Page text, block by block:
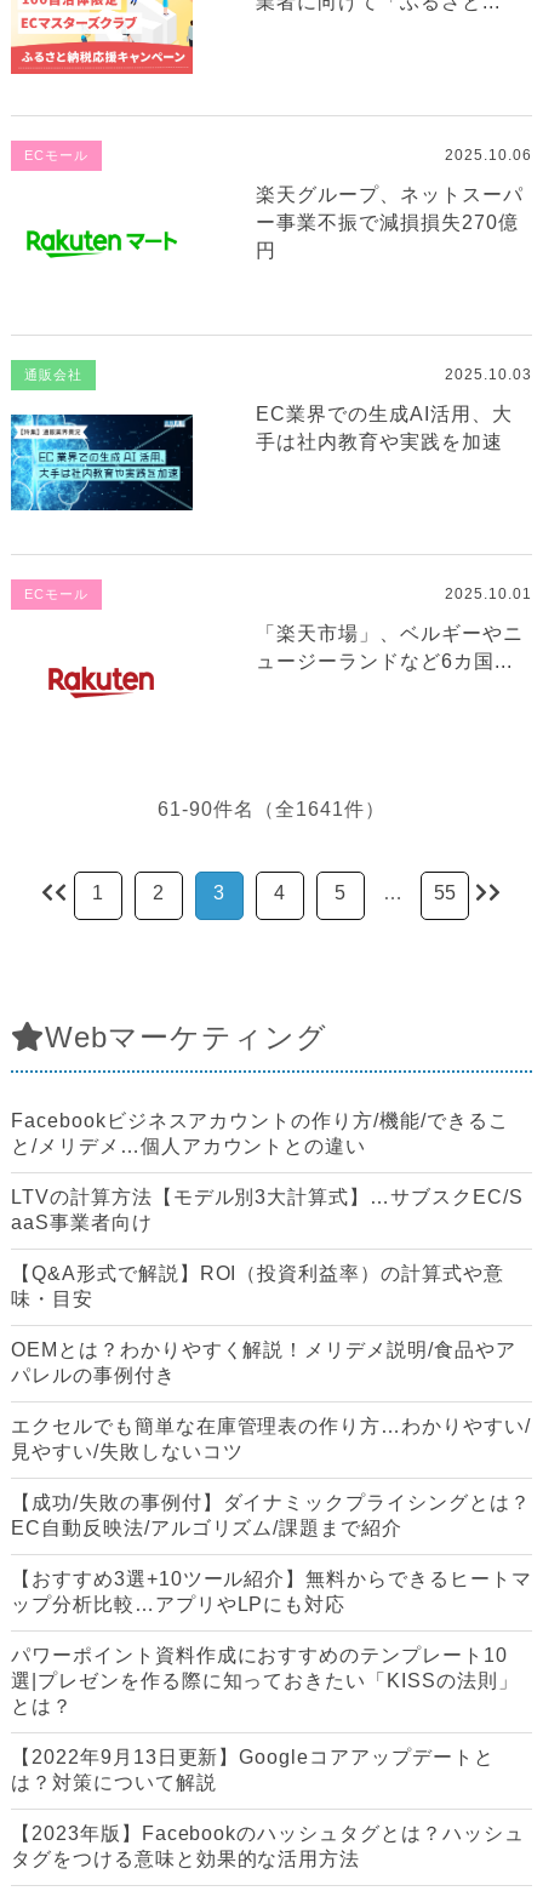
ECモール 2025.10.06
楽天グループ、ネットスーパ
ー事業不振で減損損失270億
円
通販会社 2025.10.03
EC業界での生成AI活用、大
手は社内教育や実践を加速
ECモール 2025.10.01
「楽天市場」、ベルギーやニ
ュージーランドなど6カ国...
61-90件名（全1641件）
1 2 3 4 5 … 55
Webマーケティング
Facebookビジネスアカウントの作り方/機能/できるこ
と/メリデメ…個人アカウントとの違い
LTVの計算方法【モデル別3大計算式】…サブスクEC/S
aaS事業者向け
【Q&A形式で解説】ROI（投資利益率）の計算式や意
味・目安
OEMとは？わかりやすく解説！メリデメ説明/食品やア
パレルの事例付き
エクセルでも簡単な在庫管理表の作り方…わかりやすい/
見やすい/失敗しないコツ
【成功/失敗の事例付】ダイナミックプライシングとは？
EC自動反映法/アルゴリズム/課題まで紹介
【おすすめ3選+10ツール紹介】無料からできるヒートマ
ップ分析比較…アプリやLPにも対応
パワーポイント資料作成におすすめのテンプレート10
選|プレゼンを作る際に知っておきたい「KISSの法則」
とは？
【2022年9月13日更新】Googleコアアップデートと
は？対策について解説
【2023年版】Facebookのハッシュタグとは？ハッシュ
タグをつける意味と効果的な活用方法